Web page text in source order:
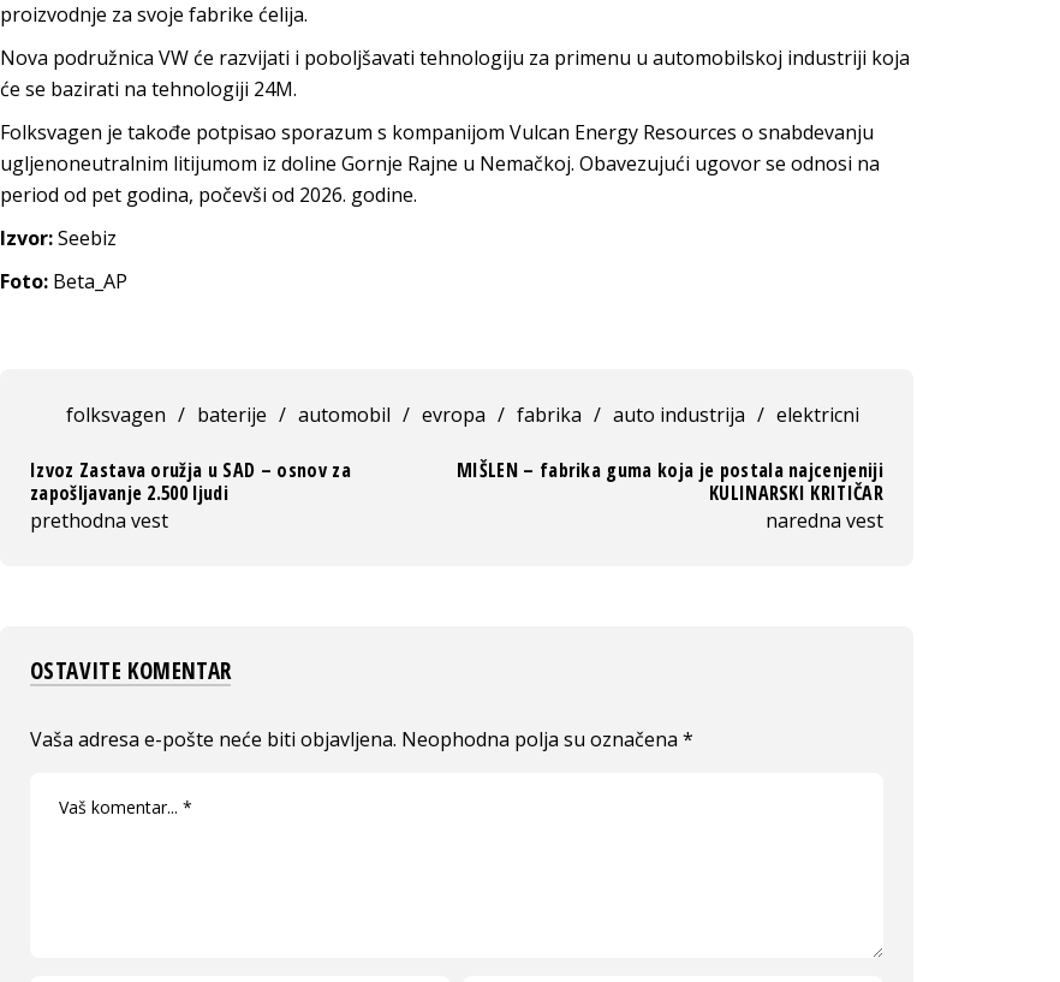
proizvodnje za svoje fabrike ćelija.
Nova podružnica VW će razvijati i poboljšavati tehnologiju za primenu u automobilskoj industriji koja
će se bazirati na tehnologiji 24M.
Folksvagen je takođe potpisao sporazum s kompanijom Vulcan Energy Resources o snabdevanju
ugljenoneutralnim litijumom iz doline Gornje Rajne u Nemačkoj. Obavezujući ugovor se odnosi na
period od pet godina, počevši od 2026. godine.
Izvor:Seebiz
Foto: Beta_AP
folksvagen / baterije / automobil / evropa / fabrika / auto industrija / elektricni
Izvoz Zastava oružja u SAD – osnov za
zapošljavanje 2.500 ljudi
prethodna vest
MIŠLEN – fabrika guma koja je postala najcenjeniji
KULINARSKI KRITIČAR
naredna vest
OSTAVITE KOMENTAR
Vaša adresa e-pošte neće biti objavljena. Neophodna polja su označena *